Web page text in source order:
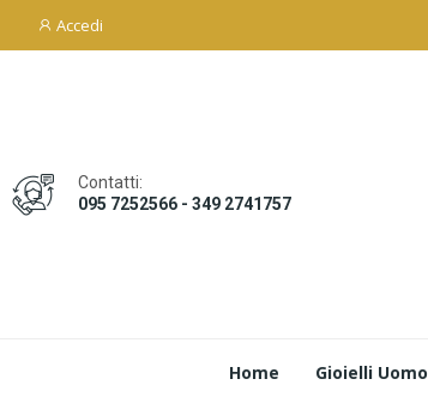
Accedi
Contatti:
095 7252566 - 349 2741757
Home Gioielli Uomo